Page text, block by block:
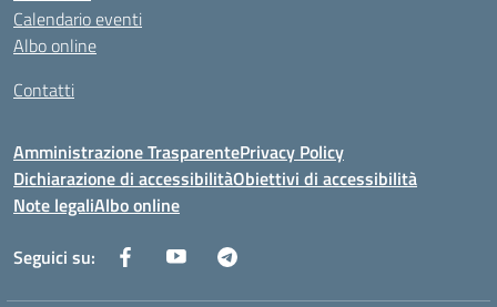
Calendario eventi
Albo online
Contatti
Amministrazione TrasparentePrivacy Policy
Dichiarazione di accessibilitàObiettivi di accessibilità
Note legaliAlbo online
Seguici su: